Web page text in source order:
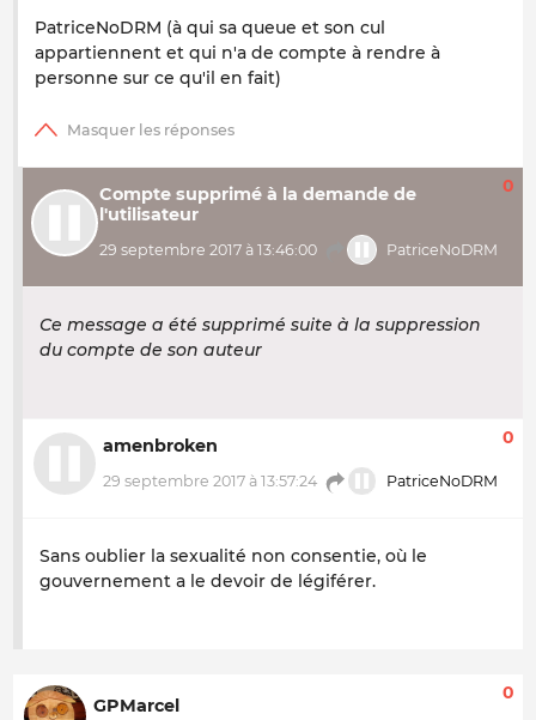
PatriceNoDRM (à qui sa queue et son cul
appartiennent et qui n'a de compte à rendre à
personne sur ce qu'il en fait)
Compte supprimé à la demande de
l'utilisateur
29 septembre 2017 à 13:46:00 PatriceNoDRM
0
Ce message a été supprimé suite à la suppression
du compte de son auteur
amenbroken
29 septembre 2017 à 13:57:24 PatriceNoDRM
0
Sans oublier la sexualité non consentie, où le
gouvernement a le devoir de légiférer.
GPMarcel
0